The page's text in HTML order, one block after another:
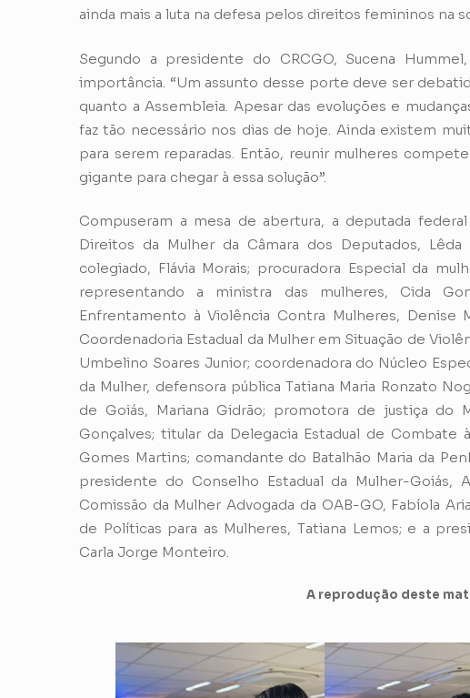
ainda mais a luta na defesa pelos direitos femininos na
Segundo a presidente do CRCGO, Sucena
importância. “Um assunto desse porte deve ser
quanto a Assembleia. Apesar das evoluções e
faz tão necessário nos dias de hoje. Ainda existem
para serem reparadas. Então, reunir mulheres
gigante para chegar à essa solução”.
Compuseram a mesa de abertura, a deputada
Direitos da Mulher da Câmara dos Deputados,
colegiado, Flávia Morais; procuradora Especial da
representando a ministra das mulheres, Cida
Enfrentamento à Violência Contra Mulheres,
Coordenadoria Estadual da Mulher em Situação de
Umbelino Soares Junior; coordenadora do Núcleo
da Mulher, defensora pública Tatiana Maria Ronzato
de Goiás, Mariana Gidrão; promotora de justiça do
Gonçalves; titular da Delegacia Estadual de Combate
Gomes Martins; comandante do Batalhão Maria da
presidente do Conselho Estadual da Mulher-Goiás,
Comissão da Mulher Advogada da OAB-GO, Fabíola
de Políticas para as Mulheres, Tatiana Lemos; e a
Carla Jorge Monteiro.
A reprodução deste